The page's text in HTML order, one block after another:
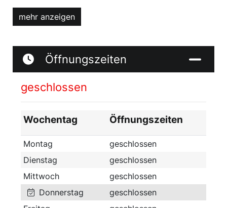
Kunsthaus Rehau vom neu gegründeten
mehreren Ausstellungen während des Jahres
die Kunstinteressierten einladen, diese zu
besuchen. Es werden jedes Jahr vier bis fünf
Ausstellungen angeboten, die zu den
besucht werden können.
mehr anzeigen
Öffnungszeiten
geschlossen
Wochentag Öffnungszeiten
Montag
geschlossen
Dienstag
geschlossen
Mittwoch
geschlossen
Donnerstag
geschlossen